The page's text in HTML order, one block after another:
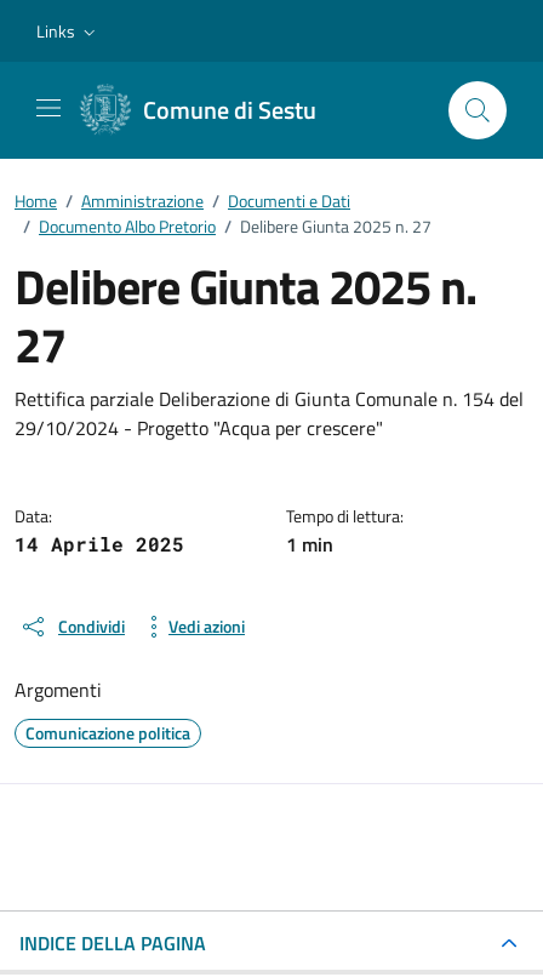
Links
Comune di Sestu
Home / Amministrazione / Documenti e Dati
/ Documento Albo Pretorio / Delibere Giunta 2025 n. 27
Delibere Giunta 2025 n.
27
Dettagli del documento
Rettifica parziale Deliberazione di Giunta Comunale n. 154 del
29/10/2024 - Progetto "Acqua per crescere"
Data:
14 Aprile 2025
Tempo di lettura:
1 min
Condividi Vedi azioni
Argomenti
Comunicazione politica
INDICE DELLA PAGINA